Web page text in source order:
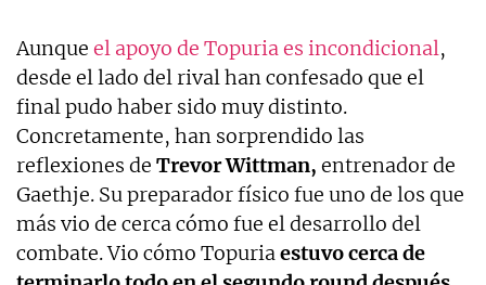
Aunque el apoyo de Topuria es incondicional,
desde el lado del rival han confesado que el
final pudo haber sido muy distinto.
Concretamente, han sorprendido las
reflexiones de Trevor Wittman, entrenador de
Gaethje. Su preparador físico fue uno de los que
más vio de cerca cómo fue el desarrollo del
combate. Vio cómo Topuriaestuvo cerca de